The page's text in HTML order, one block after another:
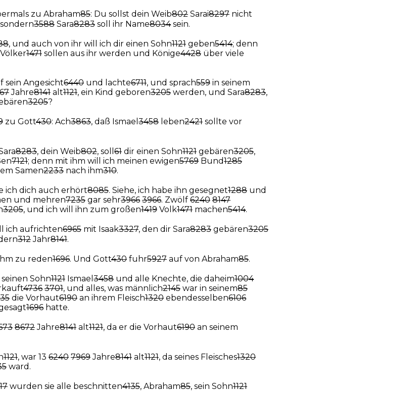
zu Abraham85: Du sollst dein Weib802 Sarai8297 nicht
sondern3588 Sara8283 soll ihr Name8034sein.
, und auch von ihr will ich dir einen Sohn1121 geben5414; denn
1471 sollen aus ihr werden und Könige4428 über viele
sein Angesicht6440 und lachte6711, und sprach559 in seinem
Jahre8141 alt1121, ein Kind geboren3205 werden, und Sara8283,
3205?
zu Gott430: Ach3863, daß Ismael 3458 leben2421 sollte vor
8283, dein Weib802, soll 61 dir einen Sohn1121 gebären3205,
7121; denn mit ihm will ich meinen ewigen5769 Bund1285
Samen2233 nach ihm310.
ich dich auch erhört8085. Siehe, ich habe ihn gesegnet1288 und
und mehren7235 gar sehr3966 3966. Zwölf 6240 8147
3205, und ich will ihn zum großen1419 Volk1471 machen5414.
ich aufrichten6965 mit Isaak3327, den dir Sara8283 gebären3205
312Jahr8141.
zu reden1696. Und Gott430 fuhr5927 auf von Abraham85.
seinen Sohn1121 Ismael 3458 und alle Knechte, die daheim1004
4736 3701, und alles, was männlich2145 war in seinem85
die Vorhaut6190 an ihrem Fleisch1320 ebendesselben6106
1696 hatte.
8672Jahre8141 alt1121, da er die Vorhaut6190 an seinem
1121, war 13 6240 7969Jahre8141 alt1121, da seines Fleisches1320
ward.
wurden sie alle beschnitten4135, Abraham85, sein Sohn1121